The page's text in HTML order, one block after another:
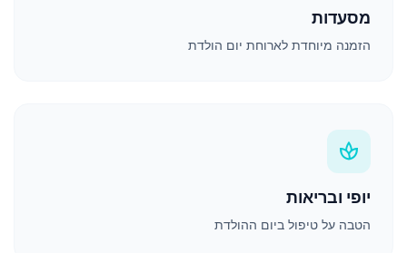
מסעדות
הזמנה מיוחדת לארוחת יום הולדת
spa
יופי ובריאות
הטבה על טיפול ביום ההולדת